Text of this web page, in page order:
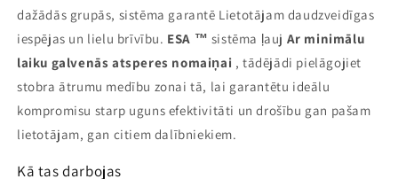
dažādās grupās, sistēma garantē Lietotājam daudzveidīgas
iespējas un lielu brīvību. ESA ™ sistēma ļauj Ar minimālu
laiku galvenās atsperes nomaiņai , tādējādi pielāgojiet
stobra ātrumu medību zonai tā, lai garantētu ideālu
kompromisu starp uguns efektivitāti un drošību gan pašam
lietotājam, gan citiem dalībniekiem.
Kā tas darbojas